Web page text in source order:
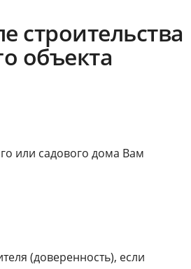
строительства
объекта
или садового дома Вам
(доверенность), если